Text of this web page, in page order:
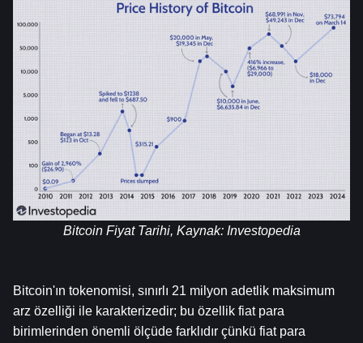
Bitcoin Fiyat Tarihi, Kaynak: Investopedia
Bitcoin'ın tokenomisi, sınırlı 21 milyon adetlik maksimum
arz özelliği ile karakterizedir; bu özellik fiat para
birimlerinden önemli ölçüde farklıdır çünkü fiat para